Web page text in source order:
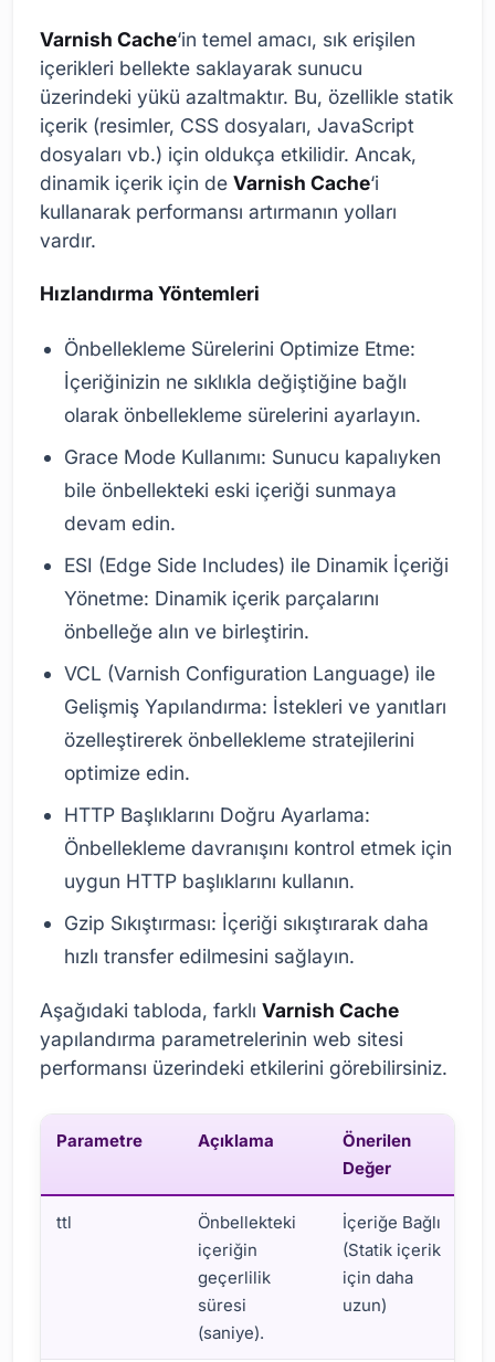
Varnish Cache‘in temel amacı, sık erişilen
içerikleri bellekte saklayarak sunucu
üzerindeki yükü azaltmaktır. Bu, özellikle statik
içerik (resimler, CSS dosyaları, JavaScript
dosyaları vb.) için oldukça etkilidir. Ancak,
dinamik içerik için de Varnish Cache‘i
kullanarak performansı artırmanın yolları
vardır.
Hızlandırma Yöntemleri
Önbellekleme Sürelerini Optimize Etme:
İçeriğinizin ne sıklıkla değiştiğine bağlı
olarak önbellekleme sürelerini ayarlayın.
Grace Mode Kullanımı: Sunucu kapalıyken
bile önbellekteki eski içeriği sunmaya
devam edin.
ESI (Edge Side Includes) ile Dinamik İçeriği
Yönetme: Dinamik içerik parçalarını
önbelleğe alın ve birleştirin.
VCL (Varnish Configuration Language) ile
Gelişmiş Yapılandırma: İstekleri ve yanıtları
özelleştirerek önbellekleme stratejilerini
optimize edin.
HTTP Başlıklarını Doğru Ayarlama:
Önbellekleme davranışını kontrol etmek için
uygun HTTP başlıklarını kullanın.
Gzip Sıkıştırması: İçeriği sıkıştırarak daha
hızlı transfer edilmesini sağlayın.
Aşağıdaki tabloda, farklı Varnish Cache
yapılandırma parametrelerinin web sitesi
performansı üzerindeki etkilerini görebilirsiniz.
Parametre Açıklama
Önerilen
Değer
ttl
Önbellekteki
içeriğin
geçerlilik
süresi
(saniye).
İçeriğe Bağlı
(Statik içerik
için daha
uzun)